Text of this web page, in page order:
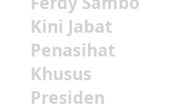
Kini Jabat
Penasihat
Khusus
Presiden